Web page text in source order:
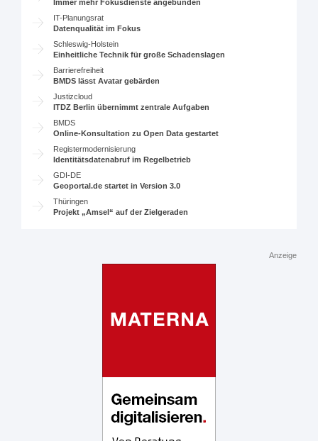
Immer mehr Fokusdienste angebunden
IT-Planungsrat
Datenqualität im Fokus
Schleswig-Holstein
Einheitliche Technik für große Schadenslagen
Barrierefreiheit
BMDS lässt Avatar gebärden
Justizcloud
ITDZ Berlin übernimmt zentrale Aufgaben
BMDS
Online-Konsultation zu Open Data gestartet
Registermodernisierung
Identitätsdatenabruf im Regelbetrieb
GDI-DE
Geoportal.de startet in Version 3.0
Thüringen
Projekt „Amsel“ auf der Zielgeraden
Anzeige